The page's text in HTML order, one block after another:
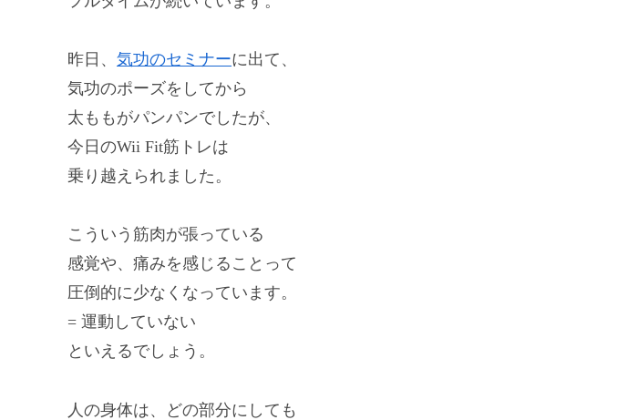
昨日、 気功のセミナーに出て、
気功のポーズをしてから
太ももがパンパンでしたが、
今日のWii Fit筋トレは
乗り越えられました。
こういう筋肉が張っている
感覚や、痛みを感じることって
圧倒的に少なくなっています。
= 運動していない
といえるでしょう。
人の身体は、どの部分にしても